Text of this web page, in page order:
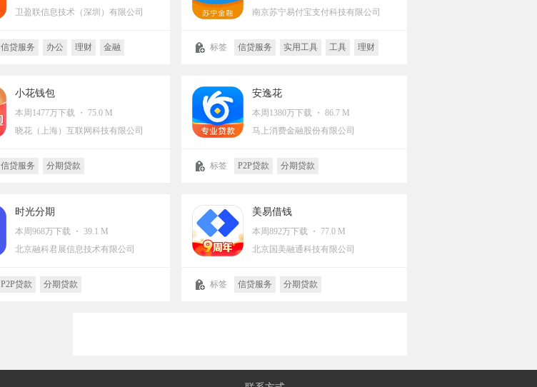
卫盈联信息技术（深圳）有限公司
信贷服务 办公 理财
金融
南京苏宁易付宝支付科技有限公司
标签 信贷服务 实用工具 工具
理财
小花钱包
本周1477万下载 ・ 75.0 M
晓花（上海）互联网科技有限公司
信贷服务 分期贷款
安逸花
本周1380万下载 ・ 86.7 M
马上消费金融股份有限公司
标签 P2P贷款 分期贷款
时光分期
本周968万下载 ・ 39.1 M
北京融科君展信息技术有限公司
P2P贷款 分期贷款
美易借钱
本周892万下载 ・ 77.0 M
北京国美融通科技有限公司
标签 信贷服务 分期贷款